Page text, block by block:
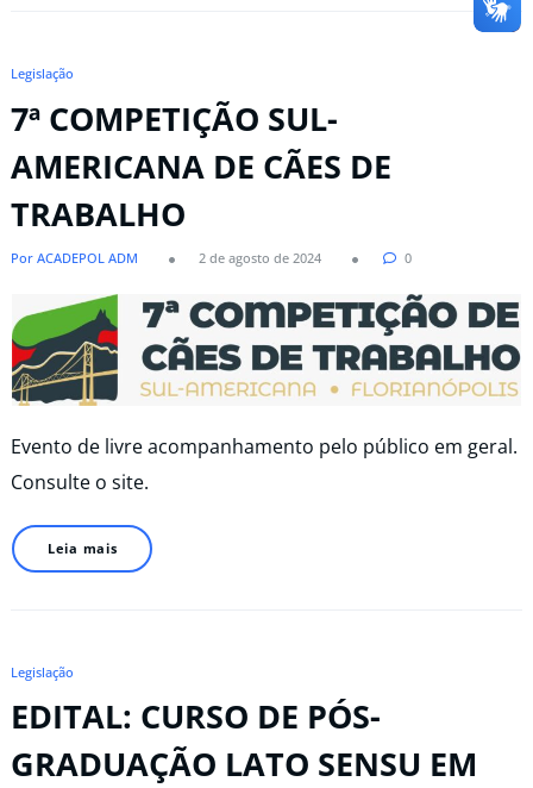
Legislação
7ª COMPETIÇÃO SUL-
AMERICANA DE CÃES DE
TRABALHO
Por ACADEPOL ADM 2 de agosto de 2024 0
Evento de livre acompanhamento pelo público em geral.
Consulte o site.
Leia mais
Legislação
EDITAL: CURSO DE PÓS-
GRADUAÇÃO LATO SENSU EM